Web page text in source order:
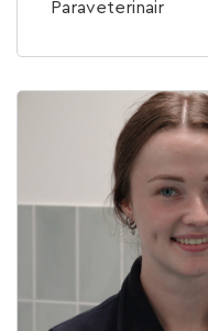
Paraveterinair